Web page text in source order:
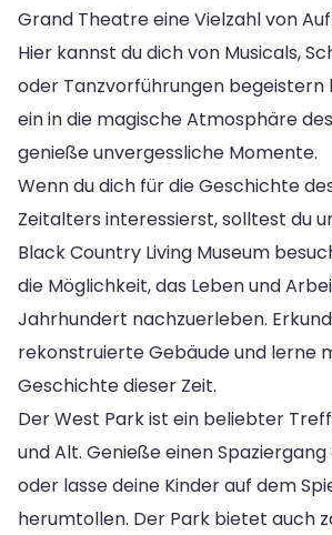
Grand Theatre eine Vielzahl von
Hier kannst du dich von Musicals,
oder Tanzvorführungen begeistern
ein in die magische Atmosphäre
genieße unvergessliche Momente.
Wenn du dich für die Geschichte
Zeitalters interessierst, solltest du
Black Country Living Museum
die Möglichkeit, das Leben und
Jahrhundert nachzuerleben.
rekonstruierte Gebäude und lerne
Geschichte dieser Zeit.
Der West Park ist ein beliebter
und Alt. Genieße einen
oder lasse deine Kinder auf dem
herumtollen. Der Park bietet auch